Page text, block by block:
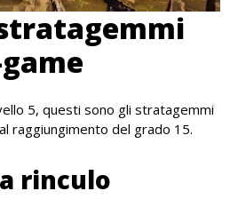
5, questi sono gli stratagemmi
raggiungimento del grado 15.
rinculo